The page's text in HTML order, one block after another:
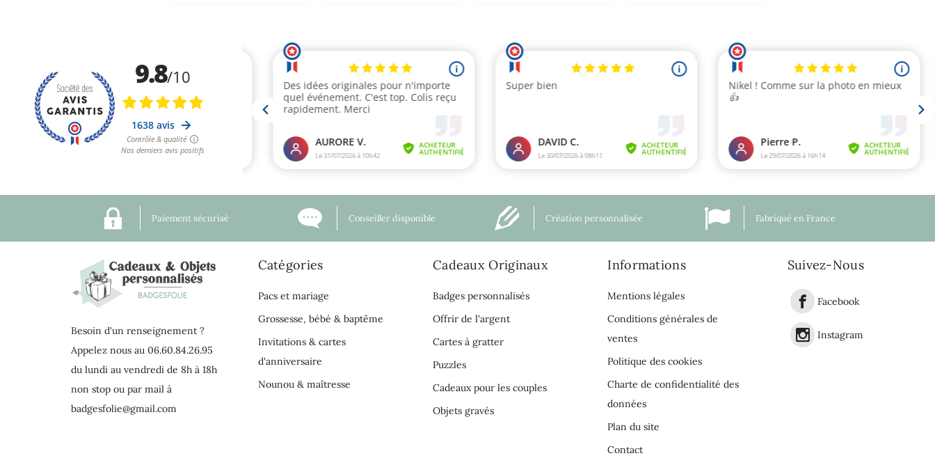
Paiement sécurisé Conseiller disponible Création personnalisée Fabriqué en France
Besoin d'un renseignement ?
Appelez nous au 06.60.84.26.95
du lundi au vendredi de 8h à 18h
non stop ou par mail à
badgesfolie@gmail.com
Catégories
Pacs et mariage
Grossesse, bébé & baptême
Invitations & cartes
d'anniversaire
Nounou & maîtresse
Cadeaux Originaux
Badges personnalisés
Offrir de l'argent
Cartes à gratter
Puzzles
Cadeaux pour les couples
Objets gravés
Informations
Mentions légales
Conditions générales de
ventes
Politique des cookies
Charte de confidentialité des
données
Plan du site
Contact
Suivez-Nous
Facebook
Instagram